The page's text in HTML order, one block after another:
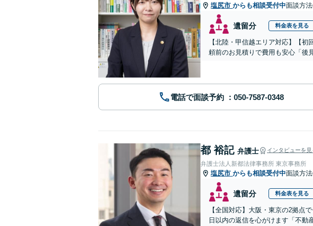
塩尻市 からも相談受付中面談方
遺留分 料金表を見る
【北陸・甲信越エリア対応】【
頼前のお見積りで費用も安心「後
電話で面談予約
都 裕記 弁護士 インタビューを見
弁護士法人新都法律事務所 東京事務所
塩尻市 からも相談受付中面談方
遺留分 料金表を見る
【全国対応】大阪・東京の2拠点
日以内の返信を心がけます「不